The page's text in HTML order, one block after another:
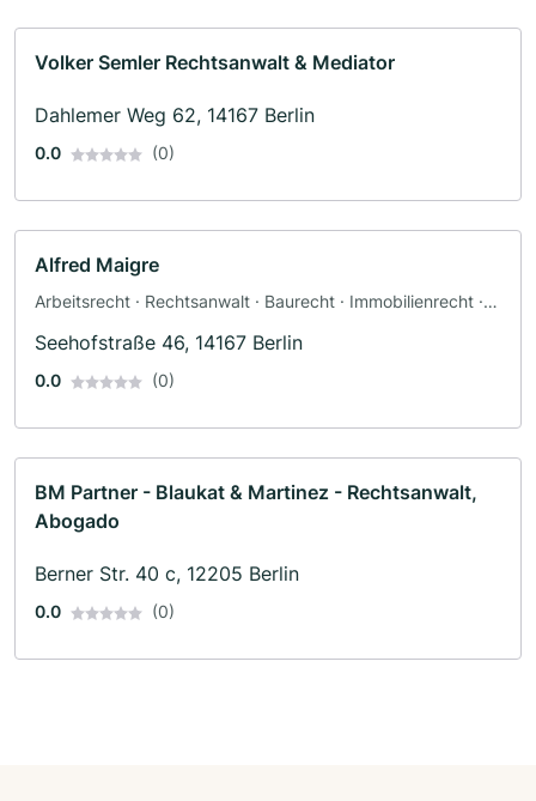
Volker Semler Rechtsanwalt & Mediator
Dahlemer Weg 62, 14167 Berlin
0.0 (0)
Alfred Maigre
Arbeitsrecht · Rechtsanwalt · Baurecht · Immobilienrecht ·
Seehofstraße 46, 14167 Berlin
0.0 (0)
BM Partner - Blaukat & Martinez - Rechtsanwalt,
Abogado
Berner Str. 40 c, 12205 Berlin
0.0 (0)